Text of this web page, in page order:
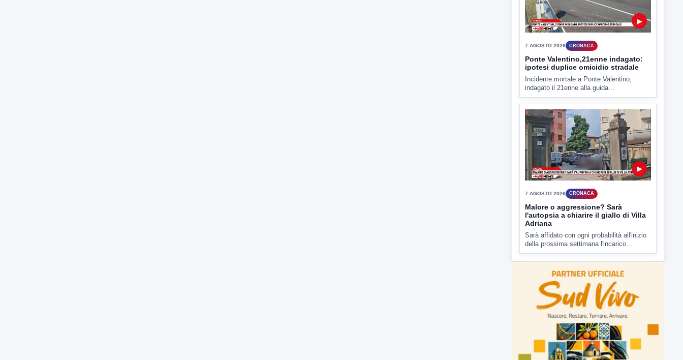
▶
CRONACA
Malore o aggressione? Sarà
Adriana
della prossima settimana l'incarico...